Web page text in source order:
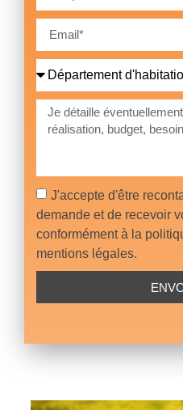
J'accepte d'être
demande et de recevoir
conformément à la
mentions légales.